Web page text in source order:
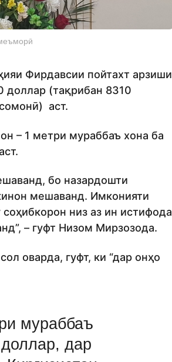
Фирдавсии пойтахт арзиши
доллар (тақрибан 8310
аст.
– 1 метри мураббаъ хона ба
бо назардошти
мешаванд. Имконияти
низ аз ин истифода
– гуфт Низом Мирзозода.
оварда, гуфт, ки “дар онҳо
мураббаъ
дар